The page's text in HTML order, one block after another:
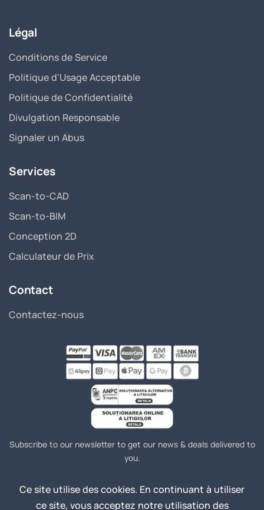
Légal
Conditions de Service
Politique d'Usage Acceptable
Politique de Confidentialité
Divulgation Responsable
Signaler un Abus
Services
Scan-to-CAD
Scan-to-BIM
Conception 2D
Calculateur de Prix
Contact
Contactez-nous
Subscribe to our newsletter to get our news & deals delivered to
you.
Email Address Join
Ce site utilise des cookies. En continuant à utiliser
ce site, vous acceptez notre utilisation des